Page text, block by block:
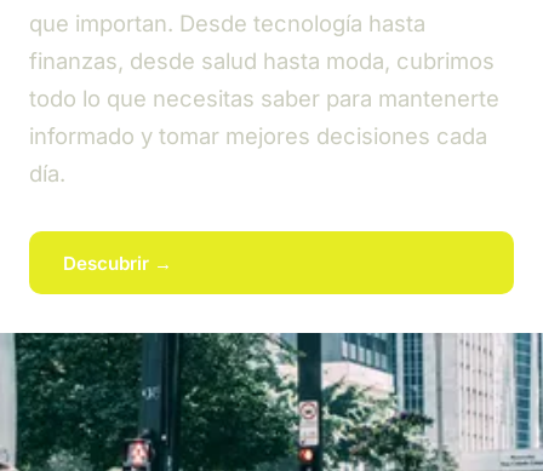
que importan. Desde tecnología hasta
finanzas, desde salud hasta moda, cubrimos
todo lo que necesitas saber para mantenerte
informado y tomar mejores decisiones cada
día.
Descubrir →